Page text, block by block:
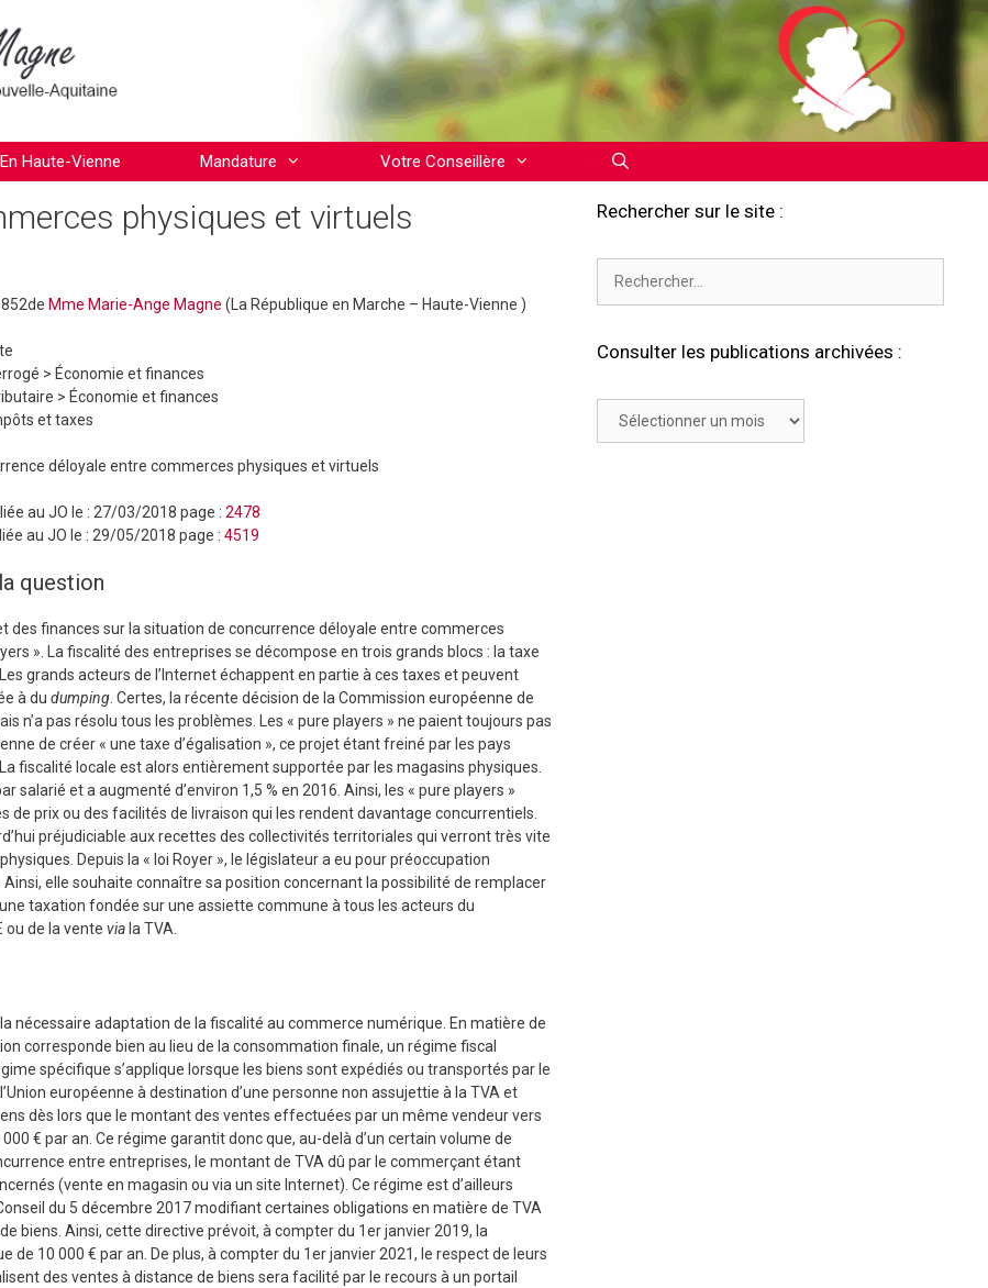
En Haute-Vienne Mandature Votre Conseillère
physiques et virtuels
Mme Marie-Ange Magne (La République en Marche – Haute-Vienne )
> Économie et finances
> Économie et finances
et taxes
déloyale entre commerces physiques et virtuels
au JO le : 27/03/2018 page : 2478
au JO le : 29/05/2018 page : 4519
question
des finances sur la situation de concurrence déloyale entre commerces
». La fiscalité des entreprises se décompose en trois grands blocs : la taxe
grands acteurs de l’Internet échappent en partie à ces taxes et peuvent
à du dumping. Certes, la récente décision de la Commission européenne de
n’a pas résolu tous les problèmes. Les « pure players » ne paient toujours pas
de créer « une taxe d’égalisation », ce projet étant freiné par les pays
fiscalité locale est alors entièrement supportée par les magasins physiques.
salarié et a augmenté d’environ 1,5 % en 2016. Ainsi, les « pure players »
prix ou des facilités de livraison qui les rendent davantage concurrentiels.
préjudiciable aux recettes des collectivités territoriales qui verront très vite
Depuis la « loi Royer », le législateur a eu pour préoccupation
elle souhaite connaître sa position concernant la possibilité de remplacer
taxation fondée sur une assiette commune à tous les acteurs du
ou de la vente via la TVA.
nécessaire adaptation de la fiscalité au commerce numérique. En matière de
corresponde bien au lieu de la consommation finale, un régime fiscal
spécifique s’applique lorsque les biens sont expédiés ou transportés par le
européenne à destination d’une personne non assujettie à la TVA et
dès lors que le montant des ventes effectuées par un même vendeur vers
€ par an. Ce régime garantit donc que, au-delà d’un certain volume de
entre entreprises, le montant de TVA dû par le commerçant étant
(vente en magasin ou via un site Internet). Ce régime est d’ailleurs
du 5 décembre 2017 modifiant certaines obligations en matière de TVA
biens. Ainsi, cette directive prévoit, à compter du 1er janvier 2019, la
de 10 000 € par an. De plus, à compter du 1er janvier 2021, le respect de leurs
des ventes à distance de biens sera facilité par le recours à un portail
Rechercher sur le site :
Consulter les publications archivées :